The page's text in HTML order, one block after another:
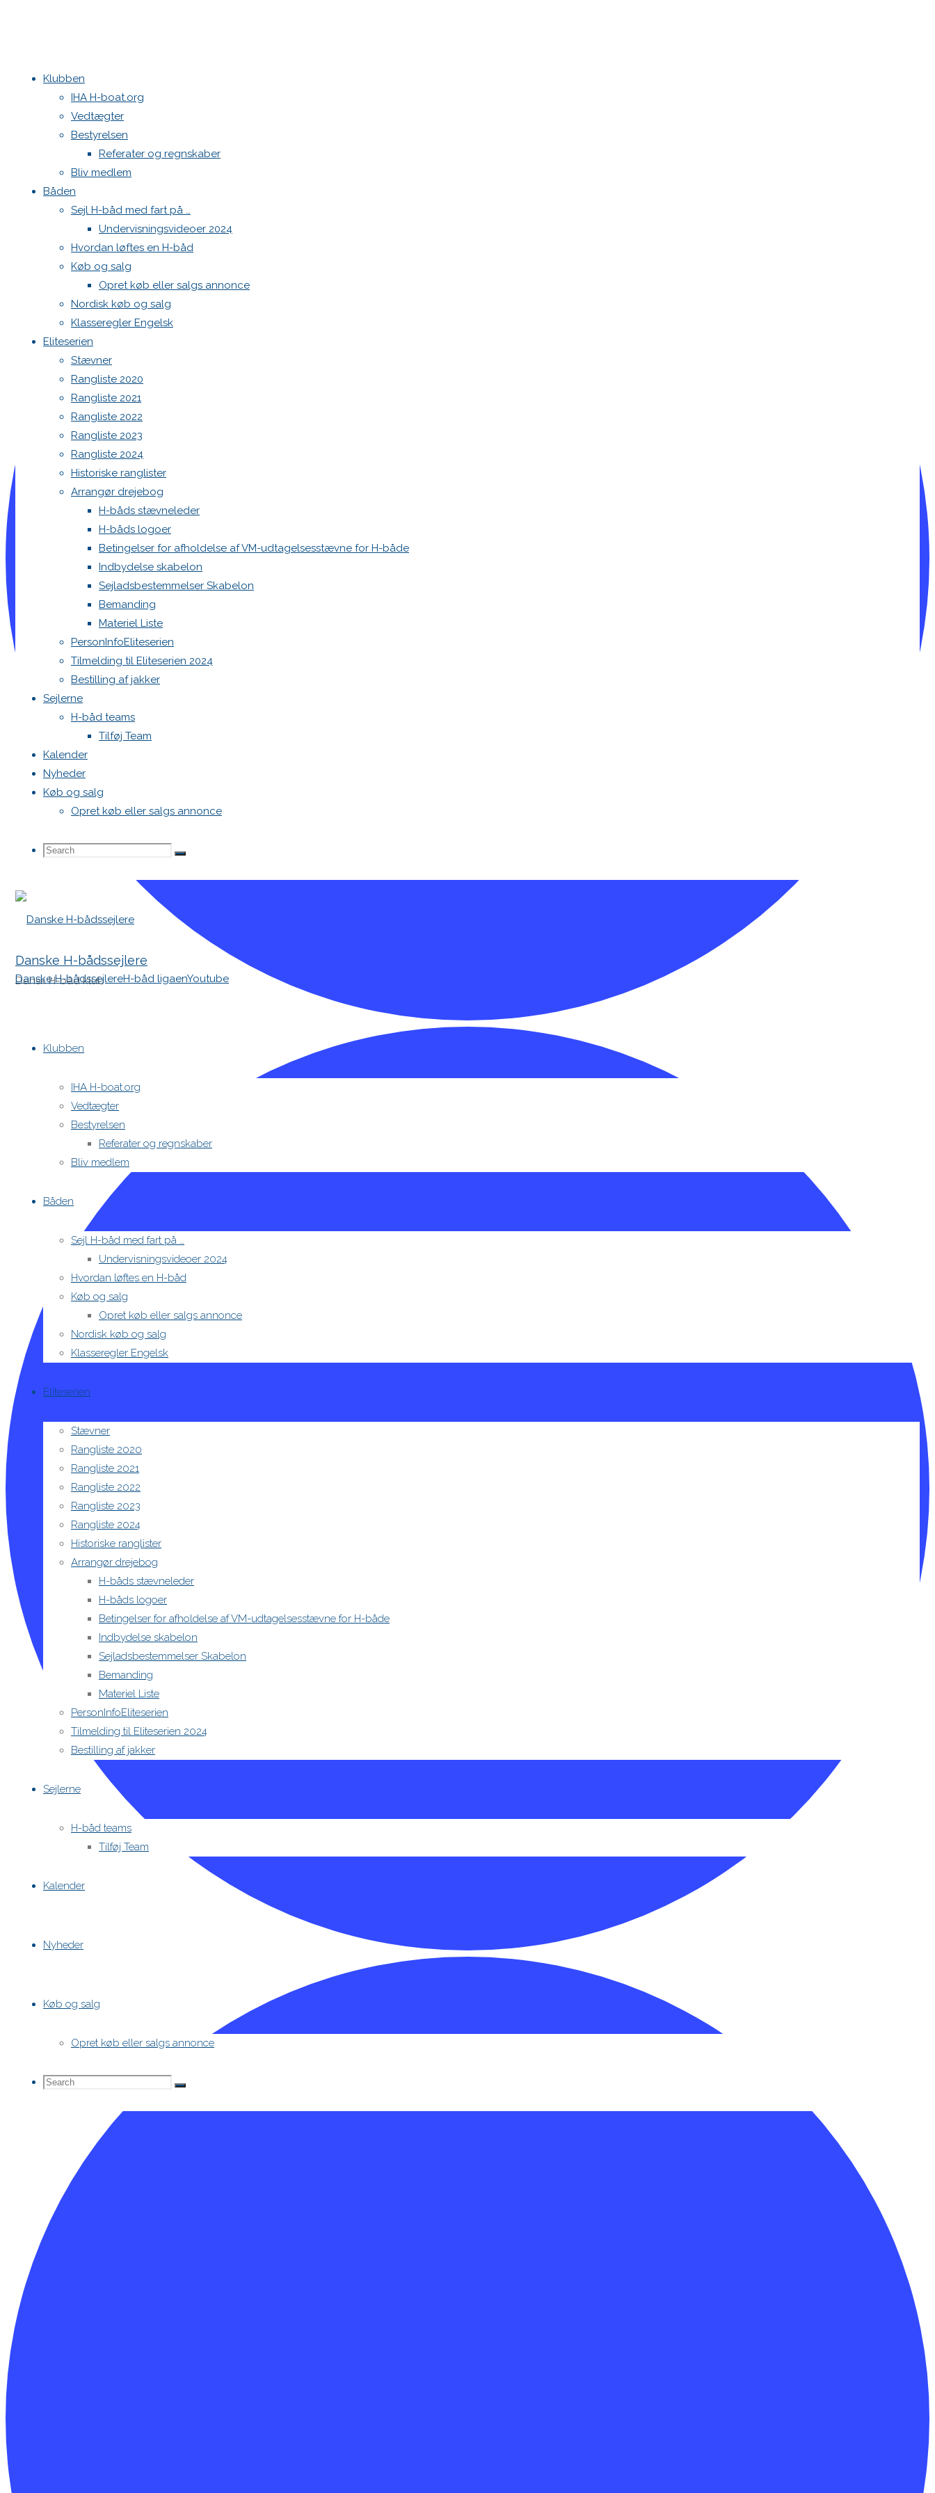
Klubben
IHA H-boat.org
Vedtægter
Bestyrelsen
Referater og regnskaber
Bliv medlem
Båden
Sejl H-båd med fart på …
Undervisningsvideoer 2024
Hvordan løftes en H-båd
Køb og salg
Opret køb eller salgs annonce
Nordisk køb og salg
Klasseregler Engelsk
Eliteserien
Stævner
Rangliste 2020
Rangliste 2021
Rangliste 2022
Rangliste 2023
Rangliste 2024
Historiske ranglister
Arrangør drejebog
H-båds stævneleder
H-båds logoer
Betingelser for afholdelse af VM-udtagelsesstævne for H-både
Indbydelse skabelon
Sejladsbestemmelser Skabelon
Bemanding
Materiel Liste
PersonInfoEliteserien
Tilmelding til Eliteserien 2024
Bestilling af jakker
Sejlerne
H-båd teams
Tilføj Team
Kalender
Nyheder
Køb og salg
Opret køb eller salgs annonce
Search
Search
Search
Danske H-bådssejlere
Dansk H-båd klub
Danske H-bådssejlereH-båd ligaenYoutube
Klubben
IHA H-boat.org
Vedtægter
Bestyrelsen
Referater og regnskaber
Bliv medlem
Båden
Sejl H-båd med fart på …
Undervisningsvideoer 2024
Hvordan løftes en H-båd
Køb og salg
Opret køb eller salgs annonce
Nordisk køb og salg
Klasseregler Engelsk
Eliteserien
Stævner
Rangliste 2020
Rangliste 2021
Rangliste 2022
Rangliste 2023
Rangliste 2024
Historiske ranglister
Arrangør drejebog
H-båds stævneleder
H-båds logoer
Betingelser for afholdelse af VM-udtagelsesstævne for H-både
Indbydelse skabelon
Sejladsbestemmelser Skabelon
Bemanding
Materiel Liste
PersonInfoEliteserien
Tilmelding til Eliteserien 2024
Bestilling af jakker
Sejlerne
H-båd teams
Tilføj Team
Kalender
Nyheder
Køb og salg
Opret køb eller salgs annonce
Search
Search
Search
Home
Begivenheder